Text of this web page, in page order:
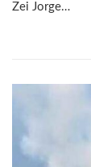
Zei Jorge…